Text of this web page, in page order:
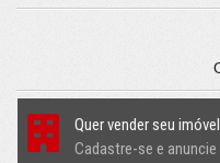
Quer vender seu
Cadastre-se e